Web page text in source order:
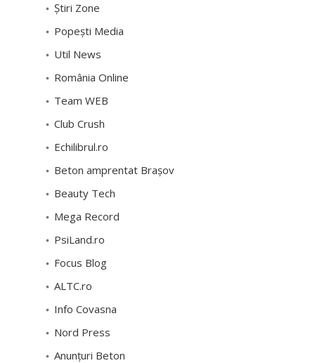
Știri Zone
Popești Media
Util News
România Online
Team WEB
Club Crush
Echilibrul.ro
Beton amprentat Brașov
Beauty Tech
Mega Record
PsiLand.ro
Focus Blog
ALTC.ro
Info Covasna
Nord Press
Anunțuri Beton